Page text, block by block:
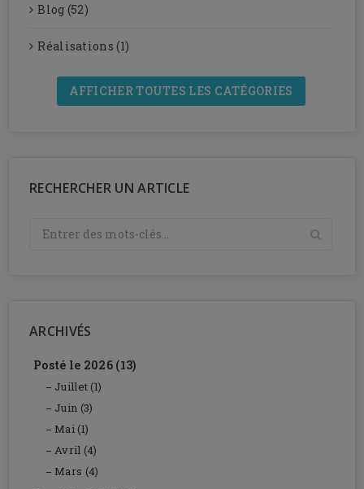
Blog (52)
Réalisations (1)
AFFICHER TOUTES LES CATÉGORIES
RECHERCHER UN ARTICLE
ARCHIVÉS
Posté le 2026 (13)
Juillet (1)
Juin (3)
Mai (1)
Avril (4)
Mars (4)